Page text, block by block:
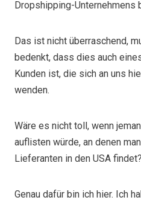
Dropshipping-Unternehmens
Das ist nicht überraschend,
bedenkt, dass dies auch
Kunden ist, die sich an uns
wenden.
Wäre es nicht toll, wenn
auflisten würde, an denen
Lieferanten in den USA findet?
Genau dafür bin ich hier. Ich